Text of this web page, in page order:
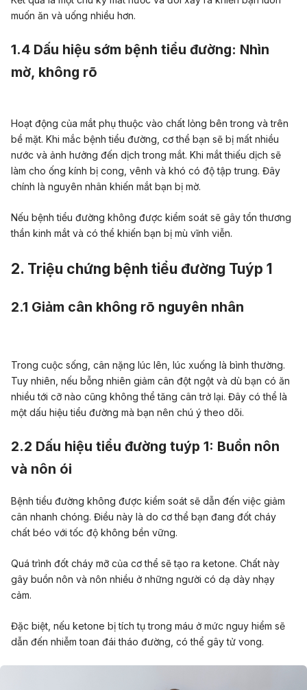
muốn ăn và uống nhiều hơn.
1.4 Dấu hiệu sớm bệnh tiểu đường: Nhìn
mờ, không rõ
Hoạt động của mắt phụ thuộc vào chất lỏng bên trong và trên
bề mặt. Khi mắc bệnh tiểu đường, cơ thể bạn sẽ bị mất nhiều
nước và ảnh hưởng đến dịch trong mắt. Khi mắt thiếu dịch sẽ
làm cho ống kính bị cong, vênh và khó có độ tập trung. Đây
chính là nguyên nhân khiến mắt bạn bị mờ.
Nếu bệnh tiểu đường không được kiểm soát sẽ gây tổn thương
thần kinh mắt và có thể khiến bạn bị mù vĩnh viễn.
2. Triệu chứng bệnh tiểu đường Tuýp 1
2.1 Giảm cân không rõ nguyên nhân
Trong cuộc sống, cân nặng lúc lên, lúc xuống là bình thường.
Tuy nhiên, nếu bỗng nhiên giảm cân đột ngột và dù bạn có ăn
nhiều tới cỡ nào cũng không thể tăng cân trở lại. Đây có thể là
một dấu hiệu tiểu đường mà bạn nên chú ý theo dõi.
2.2 Dấu hiệu tiểu đường tuýp 1: Buồn nôn
và nôn ói
Bệnh tiểu đường không được kiểm soát sẽ dẫn đến việc giảm
cân nhanh chóng. Điều này là do cơ thể bạn đang đốt cháy
chất béo với tốc độ không bền vững.
Quá trình đốt cháy mỡ của cơ thể sẽ tạo ra ketone. Chất này
gây buồn nôn và nôn nhiều ở những người có dạ dày nhạy
cảm.
Đặc biệt, nếu ketone bị tích tụ trong máu ở mức nguy hiểm sẽ
dẫn đến nhiễm toan đái tháo đường, có thể gây tử vong.